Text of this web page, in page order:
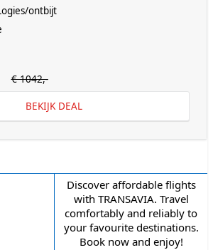
ontbijt
€ 1042,-
BEKIJK DEAL
Discover affordable flights
with TRANSAVIA. Travel
comfortably and reliably to
your favourite destinations.
Book now and enjoy!